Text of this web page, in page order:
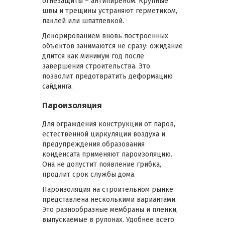
швы и трещины устраняют герметиком,
паклей или шпатлевкой.
Декорированием вновь построенных
объектов занимаются не сразу: ожидание
длится как минимум год после
завершения строительства. Это
позволит предотвратить деформацию
сайдинга.
Пароизоляция
Для ограждения конструкции от паров,
естественной циркуляции воздуха и
предупреждения образования
конденсата применяют пароизоляцию.
Она не допустит появление грибка,
продлит срок службы дома.
Пароизоляция на строительном рынке
представлена несколькими вариантами.
Это разнообразные мембраны и пленки,
выпускаемые в рулонах. Удобнее всего